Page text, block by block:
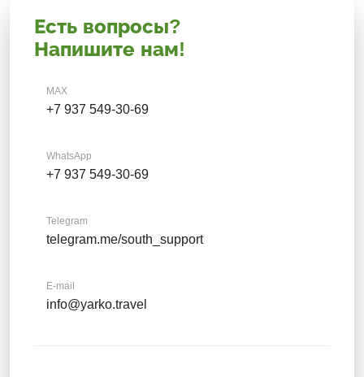
Есть вопросы?
Напишите нам!
MAX
+7 937 549-30-69
WhatsApp
+7 937 549-30-69
Telegram
telegram.me/south_support
E-mail
info@yarko.travel